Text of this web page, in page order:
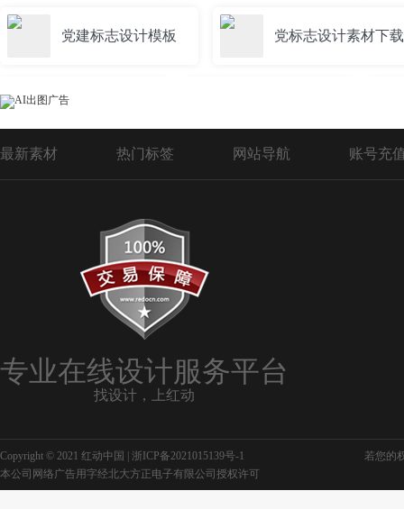
党建标志设计模板 党标志设计素材下载
工会标志设计
运动会标志设计 水果标志设计
LOGO设计标志设计
图书馆标志设计
酒吧标志设计
最新素材 热门标签 网站导航 账号充
专业在线设计服务平台
找设计，上红动
Copyright © 2021 红动中国 | 浙ICP备2021015139号-1
若您的
本公司网络广告用字经北大方正电子有限公司授权许可